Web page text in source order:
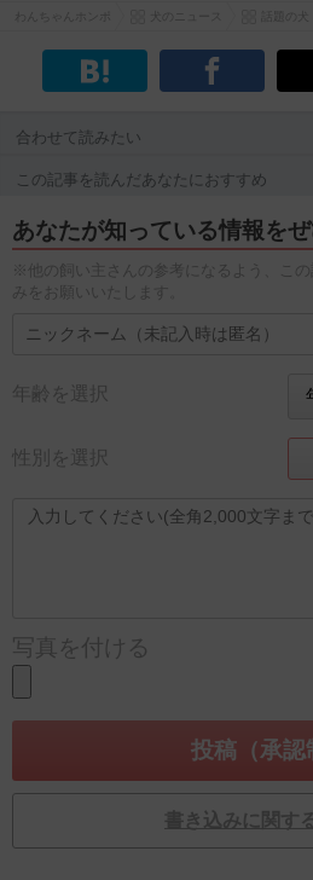
合わせて読みたい
この記事を読んだあなたにおすすめ
あなたが知っている情報を
※他の飼い主さんの参考になるよう、こ
みをお願いいたします。
年齢を選択
性別を選択
写真を付ける
書き込みに関す